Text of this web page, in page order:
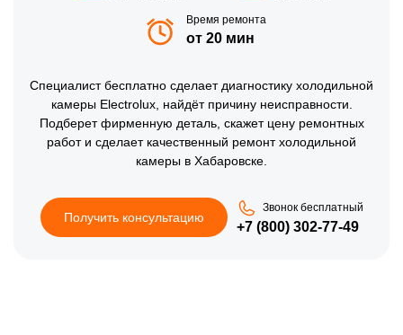
Время ремонта
от 20 мин
Специалист бесплатно сделает диагностику холодильной
камеры Electrolux, найдёт причину неисправности.
Подберет фирменную деталь, скажет цену ремонтных
работ и сделает качественный ремонт холодильной
камеры в Хабаровске.
Получить консультацию
Звонок бесплатный
+7 (800) 302-77-49